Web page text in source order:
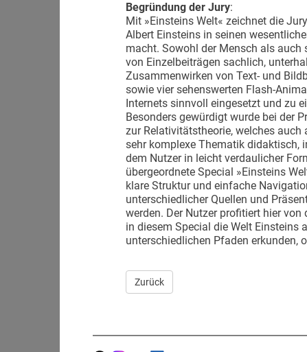
Begründung der Jury:
Mit »Einsteins Welt« zeichnet die
Albert Einsteins in seinen
macht. Sowohl der Mensch als auch
von Einzelbeiträgen sachlich,
Zusammenwirken von Text- und
sowie vier sehenswerten Flash-
Internets sinnvoll eingesetzt und zu
Besonders gewürdigt wurde bei der
zur Relativitätstheorie, welches
sehr komplexe Thematik didaktisch,
dem Nutzer in leicht verdaulicher
übergeordnete Special »Einsteins
klare Struktur und einfache
unterschiedlicher Quellen und
werden. Der Nutzer profitiert hier
in diesem Special die Welt Einsteins
unterschiedlichen Pfaden erkunden,
Zurück